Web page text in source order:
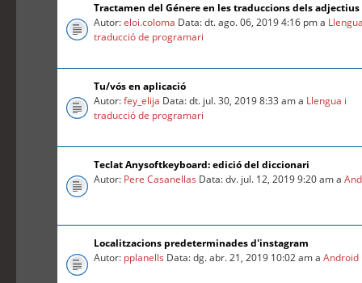
Tractamen del Génere en les traduccions dels adjectius
Autor:eloi.coloma Data: dt. ago. 06, 2019 4:16 pm a
traducció de programari
Tu/vós en aplicació
Autor:fey_elija Data: dt. jul. 30, 2019 8:33 am a Llengua i
traducció de programari
Teclat Anysoftkeyboard: edició del diccionari
Autor: Pere Casanellas Data: dv. jul. 12, 2019 9:20 am a
Localitzacions predeterminades d'instagram
Autor: pplanells Data: dg. abr. 21, 2019 10:02 am aAndroid